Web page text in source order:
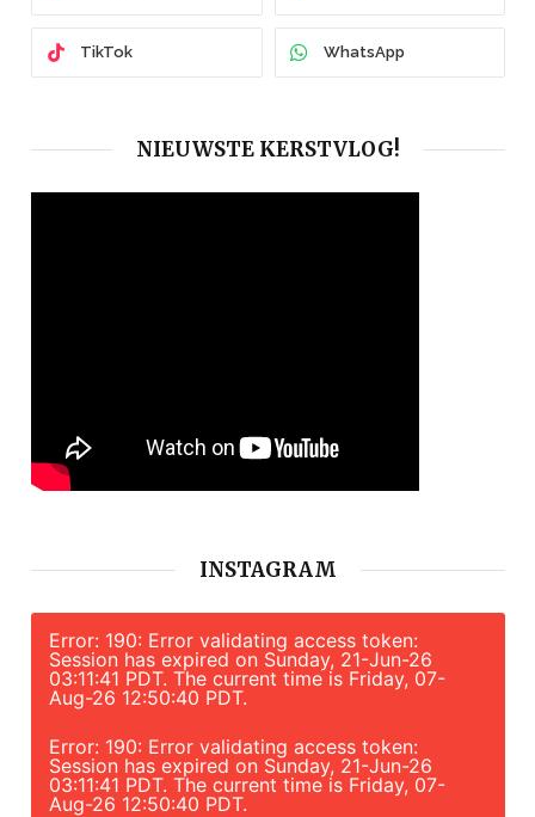
TikTok WhatsApp
NIEUWSTE KERSTVLOG!
INSTAGRAM
Error: 190: Error validating access token:
Session has expired on Sunday, 21-Jun-26
03:11:41 PDT. The current time is Friday, 07-
Aug-26 12:50:40 PDT.
Error: 190: Error validating access token:
Session has expired on Sunday, 21-Jun-26
03:11:41 PDT. The current time is Friday, 07-
Aug-26 12:50:40 PDT.